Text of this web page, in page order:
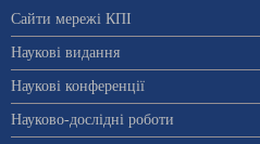
Сайти мережі КПІ
Наукові видання
Наукові конференції
Науково-дослідні роботи